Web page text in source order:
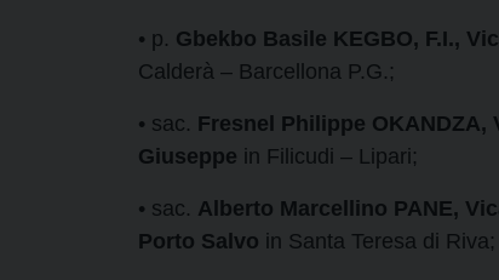
• p. Gbekbo Basile KEGBO, F.I.,
Calderà – Barcellona P.G.;
• sac. Fresnel Philippe
Giuseppe in Filicudi – Lipari;
• sac. Alberto Marcellino PANE,
Porto Salvo in Santa Teresa di Riva;